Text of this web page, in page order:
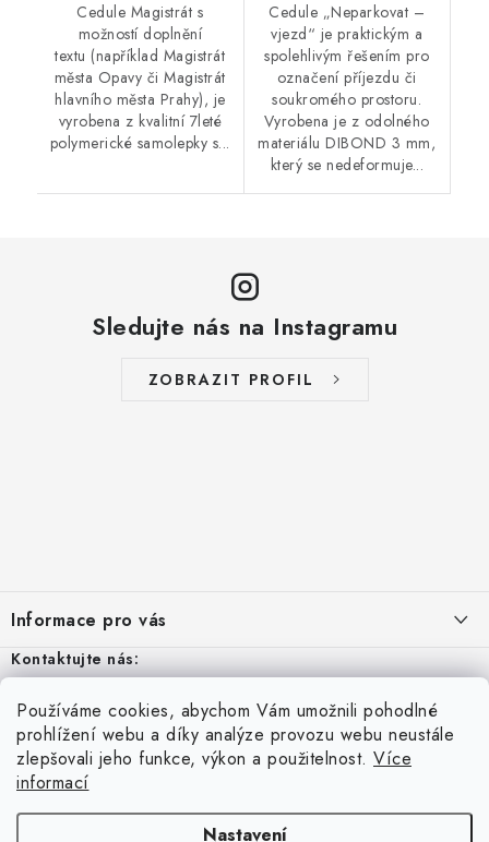
Používáme cookies, abychom Vám umožnili pohodlné
prohlížení webu a díky analýze provozu webu neustále
zlepšovali jeho funkce, výkon a použitelnost. Více
informací
Nastavení
Cedule Magistrát s
možností doplnění
textu (například Magistrát
města Opavy či Magistrát
hlavního města Prahy), je
vyrobena z kvalitní 7leté
polymerické samolepky s...
Cedule „Neparkovat –
vjezd“ je praktickým a
spolehlivým řešením pro
označení příjezdu či
soukromého prostoru.
Vyrobena je z odolného
materiálu DIBOND 3 mm,
který se nedeformuje...
Sledujte nás na Instagramu
ZOBRAZIT PROFIL
p
a
t
Informace pro vás
Aktuality
Odstoupení od smlouvy
Kontakty
Obchodní podmínky
Podmínky ochrany osobních údajů
Kontaktujte nás:
Po - Pá: 8 – 16
tel:+420 606 570 965
Vyhledávání
Přihlášení